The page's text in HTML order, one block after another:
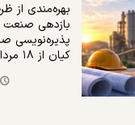
بهره‌مندی از
بازدهی
پذیره‌نویسی
کیان از ۱۸ مرداد ۱۴۰۵